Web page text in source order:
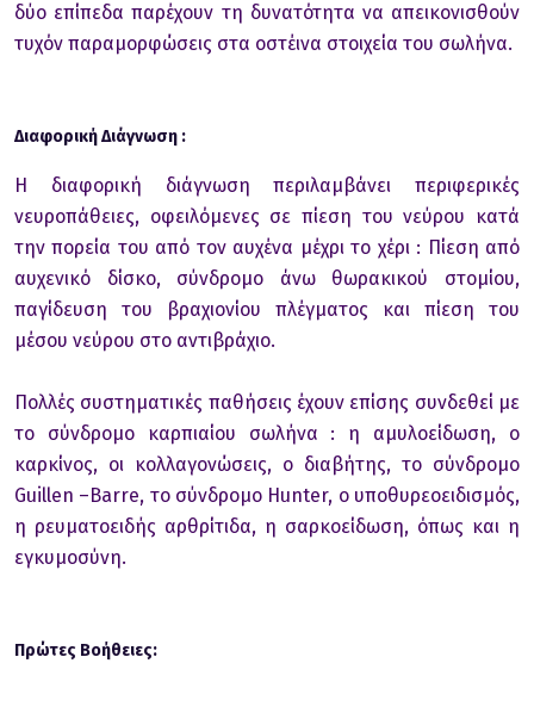
δύο επίπεδα παρέχουν τη δυνατότητα να απεικονισθούν
τυχόν παραμορφώσεις στα οστέινα στοιχεία του σωλήνα.
Διαφορική Διάγνωση :
Η διαφορική διάγνωση περιλαμβάνει περιφερικές
νευροπάθειες, οφειλόμενες σε πίεση του νεύρου κατά
την πορεία του από τον αυχένα μέχρι το χέρι : Πίεση από
αυχενικό δίσκο, σύνδρομο άνω θωρακικού στομίου,
παγίδευση του βραχιονίου πλέγματος και πίεση του
μέσου νεύρου στο αντιβράχιο.
Πολλές συστηματικές παθήσεις έχουν επίσης συνδεθεί με
το σύνδρομο καρπιαίου σωλήνα : η αμυλοείδωση, ο
καρκίνος, οι κολλαγονώσεις, ο διαβήτης, το σύνδρομο
Guillen –Barre, το σύνδρομο Hunter, ο υποθυρεοειδισμός,
η ρευματοειδής αρθρίτιδα, η σαρκοείδωση, όπως και η
εγκυμοσύνη.
Πρώτες Βοήθειες: